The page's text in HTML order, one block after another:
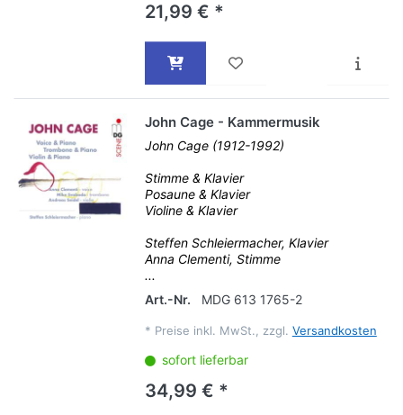
21,99 € *
John Cage - Kammermusik
John Cage (1912-1992)
Stimme & Klavier
Posaune & Klavier
Violine & Klavier
Steffen Schleiermacher, Klavier
Anna Clementi, Stimme
...
Art.-Nr.
MDG 613 1765-2
* Preise inkl. MwSt., zzgl. Versandkosten
sofort lieferbar
34,99 € *